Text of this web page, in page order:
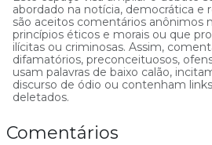
abordado na notícia, democrática e
são aceitos comentários anônimos
princípios éticos e morais ou que
ilícitas ou criminosas. Assim,
difamatórios, preconceituosos,
usam palavras de baixo calão,
discurso de ódio ou contenham
deletados.
Comentários